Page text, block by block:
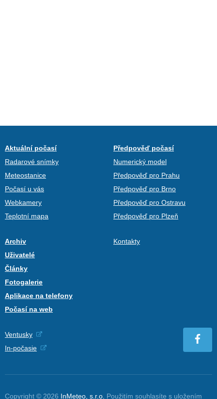
Aktuální počasí
Radarové snímky
Meteostanice
Počasí u vás
Webkamery
Teplotní mapa
Předpověď počasí
Numerický model
Předpověď pro Prahu
Předpověď pro Brno
Předpověď pro Ostravu
Předpověď pro Plzeň
Archiv
Uživatelé
Články
Fotogalerie
Aplikace na telefony
Počasí na web
Kontakty
Ventusky
In-počasie
Copyright © 2026 InMeteo, s.r.o. Použitím souhlasíte s uložením